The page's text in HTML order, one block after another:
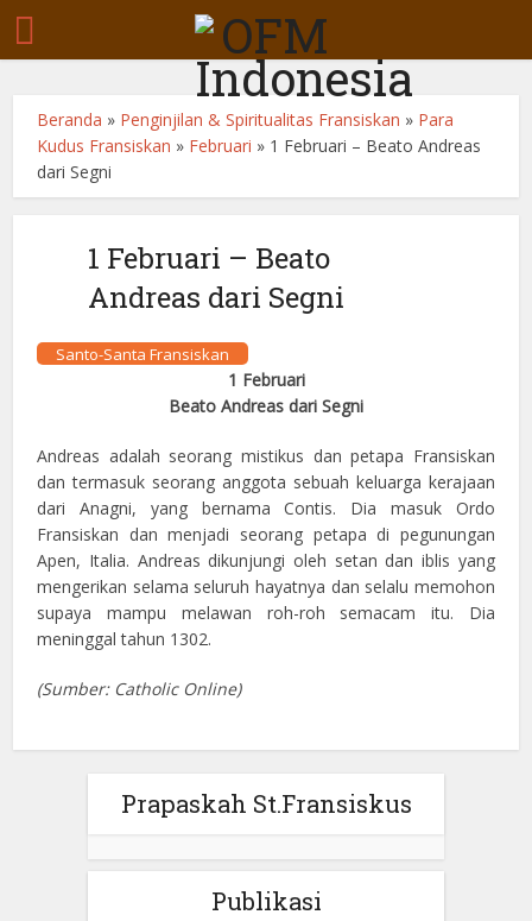
Beranda » Penginjilan & Spiritualitas Fransiskan » Para
Kudus Fransiskan » Februari » 1 Februari – Beato Andreas
dari Segni
1 Februari – Beato
Andreas dari Segni
Santo-Santa Fransiskan
1 Februari
Beato Andreas dari Segni
Andreas adalah seorang mistikus dan petapa Fransiskan
dan termasuk seorang anggota sebuah keluarga kerajaan
dari Anagni, yang bernama Contis. Dia masuk Ordo
Fransiskan dan menjadi seorang petapa di pegunungan
Apen, Italia. Andreas dikunjungi oleh setan dan iblis yang
mengerikan selama seluruh hayatnya dan selalu memohon
supaya mampu melawan roh-roh semacam itu. Dia
meninggal tahun 1302.
(Sumber: Catholic Online)
Prapaskah St.Fransiskus
Publikasi